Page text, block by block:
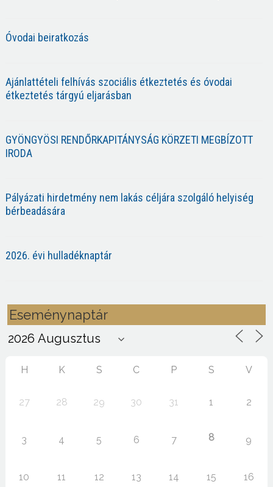
Óvodai beiratkozás
Ajánlattételi felhívás szociális étkeztetés és óvodai
étkeztetés tárgyú eljarásban
GYÖNGYÖSI RENDŐRKAPITÁNYSÁG KÖRZETI MEGBÍZOTT
IRODA
Pályázati hirdetmény nem lakás céljára szolgáló helyiség
bérbeadására
2026. évi hulladéknaptár
Eseménynaptár
H K S C P S V
27 28 29 30 31 1 2
3 4 5 6 7 8 9
10 11 12 13 14 15 16